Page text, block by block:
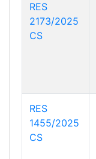
RES
2173/2025
CS
RES
1455/2025
CS